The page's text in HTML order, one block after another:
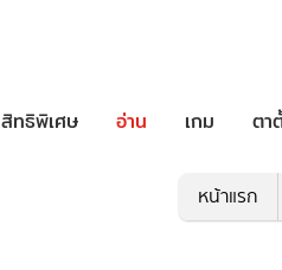
สิทธิพิเศษ อ่าน เกม ตา
หน้าแรก